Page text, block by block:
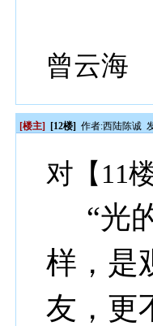
曾云海
[楼主] [12楼] 作者:西陆陈诚
对【11
“光的
样，是
友，更